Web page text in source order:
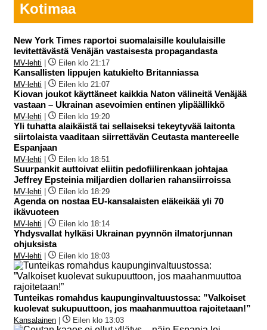
Kotimaa
New York Times raportoi suomalaisille koululaisille
levitettävästä Venäjän vastaisesta propagandasta
MV-lehti Eilen klo 21:17
Kansallisten lippujen katukielto Britanniassa
MV-lehti Eilen klo 21:07
Kiovan joukot käyttäneet kaikkia Naton välineitä Venäjää
vastaan – Ukrainan asevoimien entinen ylipäällikkö
MV-lehti Eilen klo 19:20
Yli tuhatta alaikäistä tai sellaiseksi tekeytyvää laitonta
siirtolaista vaaditaan siirrettävän Ceutasta mantereelle
Espanjaan
MV-lehti Eilen klo 18:51
Suurpankit auttoivat eliitin pedofiilirenkaan johtajaa
Jeffrey Epsteinia miljardien dollarien rahansiirroissa
MV-lehti Eilen klo 18:29
Agenda on nostaa EU-kansalaisten eläkeikää yli 70
ikävuoteen
MV-lehti Eilen klo 18:14
Yhdysvallat hylkäsi Ukrainan pyynnön ilmatorjunnan
ohjuksista
MV-lehti Eilen klo 18:03
Tunteikas romahdus kaupunginvaltuustossa: ”Valkoiset
kuolevat sukupuuttoon, jos maahanmuuttoa rajoitetaan!”
Kansalainen Eilen klo 13:03